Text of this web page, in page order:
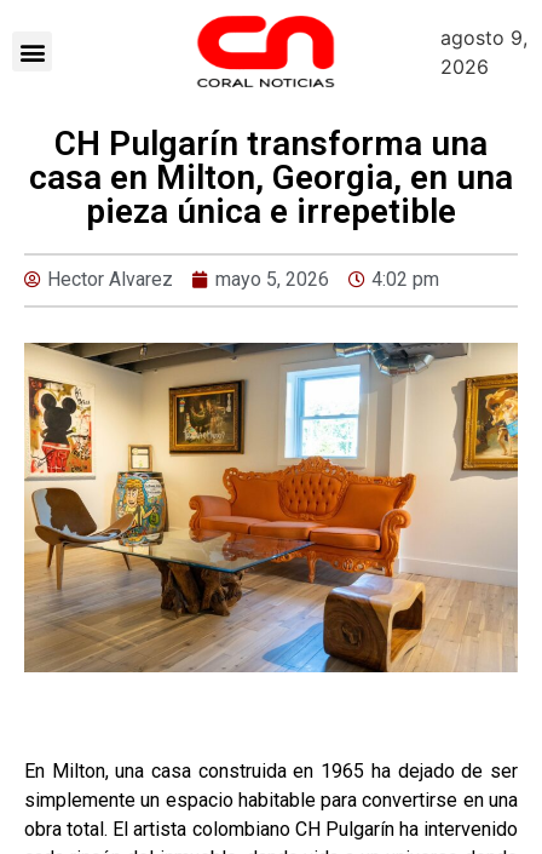
agosto 9,
2026
CH Pulgarín transforma una
casa en Milton, Georgia, en una
pieza única e irrepetible
Hector Alvarez mayo 5, 2026 4:02 pm
En Milton, una casa construida en 1965 ha dejado de ser
simplemente un espacio habitable para convertirse en una
obra total. El artista colombiano CH Pulgarín ha intervenido